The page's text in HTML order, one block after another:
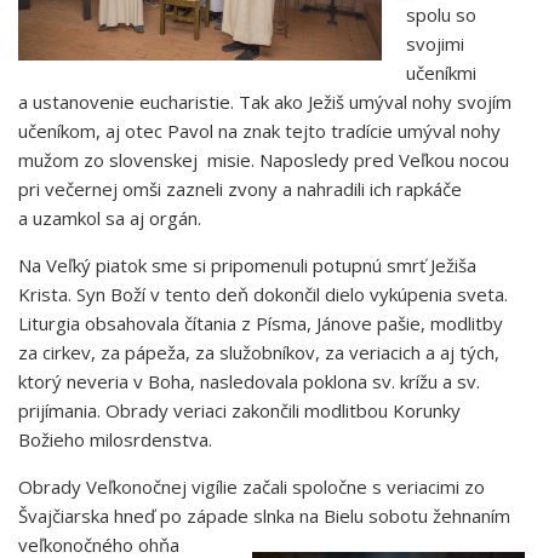
spolu so
svojimi
učeníkmi
a ustanovenie eucharistie. Tak ako Ježiš umýval nohy svojím
učeníkom, aj otec Pavol na znak tejto tradície umýval nohy
mužom zo slovenskej misie. Naposledy pred Veľkou nocou
pri večernej omši zazneli zvony a nahradili ich rapkáče
a uzamkol sa aj orgán.
Na Veľký piatok sme si pripomenuli potupnú smrť Ježiša
Krista. Syn Boží v tento deň dokončil dielo vykúpenia sveta.
Liturgia obsahovala čítania z Písma, Jánove pašie, modlitby
za cirkev, za pápeža, za služobníkov, za veriacich a aj tých,
ktorý neveria v Boha, nasledovala poklona sv. krížu a sv.
prijímania. Obrady veriaci zakončili modlitbou Korunky
Božieho milosrdenstva.
Obrady Veľkonočnej vigílie začali spoločne s veriacimi zo
Švajčiarska hneď po západe slnka na Bielu sobotu žehnaním
veľkonočného ohňa